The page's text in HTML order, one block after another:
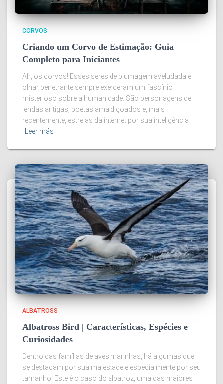
CORVOS
Criando um Corvo de Estimação: Guia
Completo para Iniciantes
Ah, os corvos! Esses seres de plumagem aveludada e
olhar penetrante sempre exerceram um fascínio
misterioso sobre a humanidade. São personagens de
lendas antigas, poetas amaldiçoados e, mais
recentemente, estrelas da internet por sua inteligência
Leer más
ALBATROSS
Albatross Bird | Características, Espécies e
Curiosidades
Dentro das famílias de aves marinhas, há algumas que
se destacam por sua majestade e especialmente por seu
tamanho. Este é o caso do albatroz, uma das maiores